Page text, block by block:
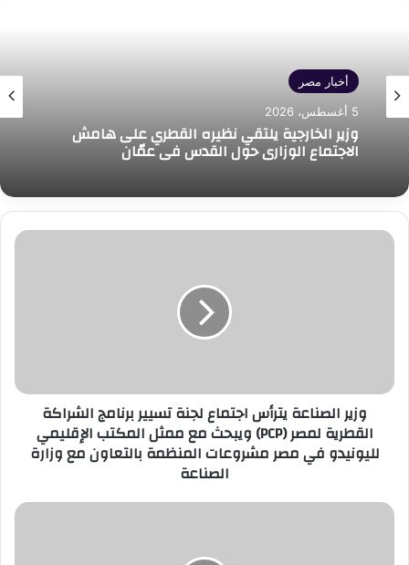
أخبار مصر
5 أغسطس، 2026
وزير الخارجية يلتقي نظيره القطري على هامش
الاجتماع الوزاري حول القدس في عمّان
وزير
القطرية
(PCP)
ويبحث
المكتب
وزير الصناعة يترأس اجتماع لجنة تسيير برنامج الشراكة
القطرية لمصر (PCP) ويبحث مع ممثل المكتب الإقليمي
لليونيدو في مصر مشروعات المنظمة بالتعاون مع وزارة
الصناعة
رئيسة